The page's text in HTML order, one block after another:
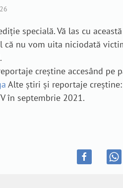
specială. Vă las cu
că nu vom uita niciodată
creștine accesând pe
Alte știri și reportaje creștine:
în septembrie 2021.